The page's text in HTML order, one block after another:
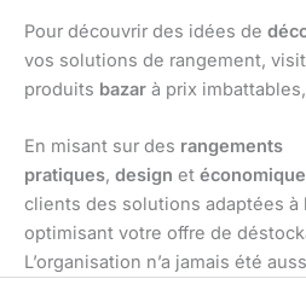
Pour découvrir des idées de
vos solutions de rangement,
produits bazar à prix
En misant sur des rangements
pratiques, design et
clients des solutions adaptées
optimisant votre offre de
L’organisation n’a jamais été